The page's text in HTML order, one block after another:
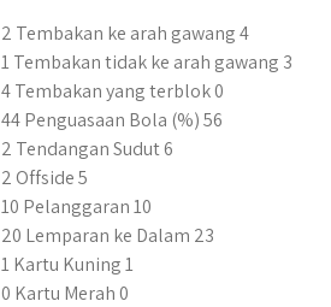
2 Tembakan ke arah gawang 4
1 Tembakan tidak ke arah gawang 3
4 Tembakan yang terblok 0
44 Penguasaan Bola (%) 56
2 Tendangan Sudut 6
2 Offside 5
10 Pelanggaran 10
20 Lemparan ke Dalam 23
1 Kartu Kuning 1
0 Kartu Merah 0